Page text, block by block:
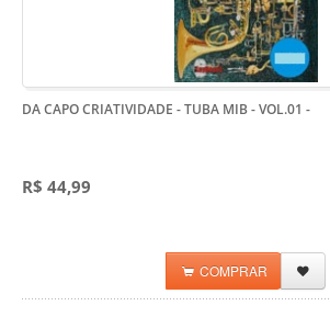
DA CAPO CRIATIVIDADE - TUBA MIB - VOL.01 -
R$ 44,99
COMPRAR